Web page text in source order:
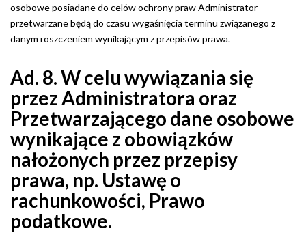
osobowe posiadane do celów ochrony praw Administrator
przetwarzane będą do czasu wygaśnięcia terminu związanego z
danym roszczeniem wynikającym z przepisów prawa.
Ad. 8. W celu wywiązania się
przez Administratora oraz
Przetwarzającego dane osobowe
wynikające z obowiązków
nałożonych przez przepisy
prawa, np. Ustawę o
rachunkowości, Prawo
podatkowe.